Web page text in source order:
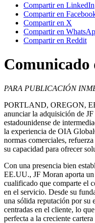
Compartir en LinkedIn
Compartir en
Compartir en X
Compartir en
Compartir en Reddit
Comunicado
PARA PUBLICACIÓN
PORTLAND, OREGON,
anunciar la adquisición de
estadounidense de
la experiencia de OIA
normas comerciales,
su capacidad para ofrecer
Con una presencia bien
EE.UU., JF Moran aporta un
cualificado que comparte el
en el servicio. Desde su
una sólida reputación por su
centradas en el cliente, lo
perfecta a la creciente